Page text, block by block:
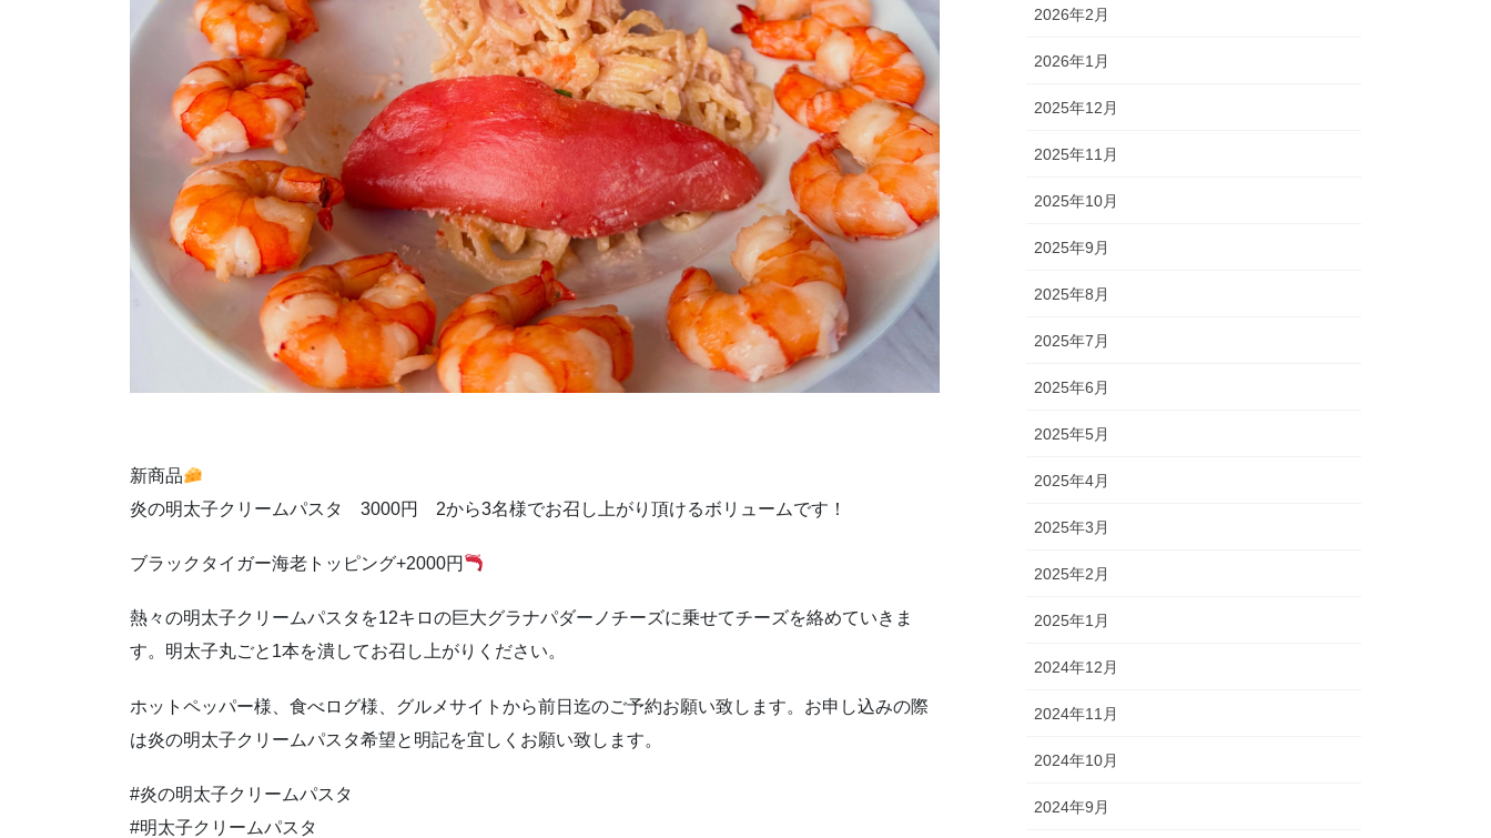
新商品
炎の明太子クリームパスタ 3000円 2から3名様でお召し上がり頂けるボリュームです！
ブラックタイガー海老トッピング+2000円
熱々の明太子クリームパスタを12キロの巨大グラナパダーノチーズに乗せてチーズを絡めていきま
す。明太子丸ごと1本を潰してお召し上がりください。
ホットペッパー様、食べログ様、グルメサイトから前日迄のご予約お願い致します。お申し込みの際
は炎の明太子クリームパスタ希望と明記を宜しくお願い致します。
#炎の明太子クリームパスタ
#明太子クリームパスタ
2026年2月
2026年1月
2025年12月
2025年11月
2025年10月
2025年9月
2025年8月
2025年7月
2025年6月
2025年5月
2025年4月
2025年3月
2025年2月
2025年1月
2024年12月
2024年11月
2024年10月
2024年9月